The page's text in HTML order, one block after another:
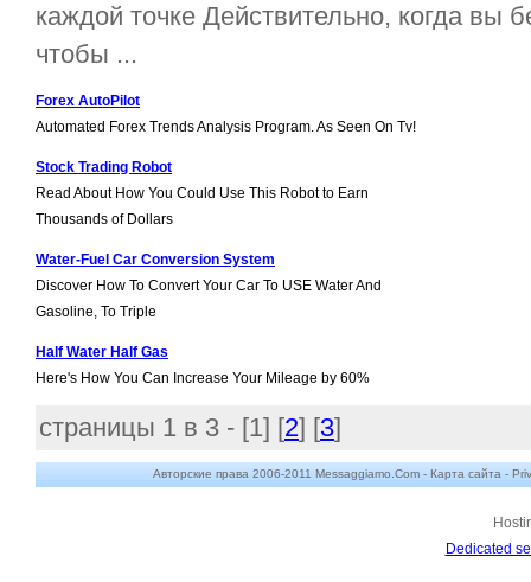
каждой точке Действительно, когда вы
чтобы ...
Forex AutoPilot
Automated Forex Trends Analysis Program. As Seen On Tv!
Stock Trading Robot
Read About How You Could Use This Robot to Earn
Thousands of Dollars
Water-Fuel Car Conversion System
Discover How To Convert Your Car To USE Water And
Gasoline, To Triple
Half Water Half Gas
Here's How You Can Increase Your Mileage by 60%
страницы 1 в 3 - [1] [2] [3]
Авторские права 2006-2011 Messaggiamo.Com - Карта сайта -
Dedicated